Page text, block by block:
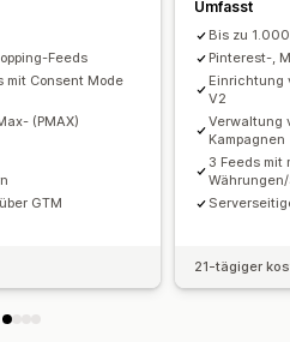
Feeds
Headless
Feeds
mit Consent Mode
(PMAX)
GTM
Umfasst
Bis zu
Pinterest-,
Einrichtung
V2
Verwaltung
Kampagnen
3 Feeds mit
21-tägiger